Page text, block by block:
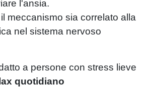
l'ansia.
meccanismo sia correlato alla
nel sistema nervoso
a persone con stress lieve
quotidiano